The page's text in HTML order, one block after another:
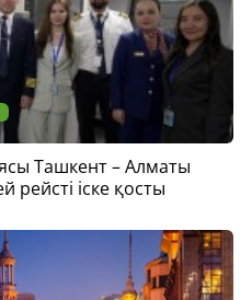
Ташкент – Алматы
рейсті іске қосты